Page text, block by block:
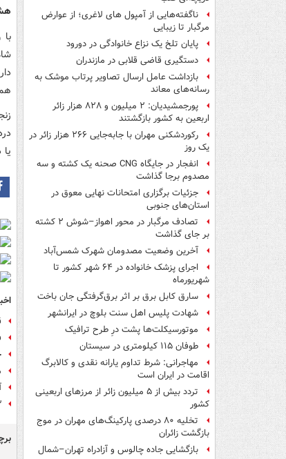
ناگفته‌هایی از آمپول های لاغری؛ از عوارض
مرگبار تا زیبایی
پایان تلخ یک نزاع خانوادگی در دورود
دستگیری قاضی قلابی در مازندران
بازداشت عامل ارسال تصاویر پرتاب موشک به
رسانه‌های معاند
پورجمشیدیان: ۲ میلیون و ۸۲۸ هزار زائر
اربعین به کشور بازگشتند
رکوردشکنی مهران با جابه‌جایی ۲۶۶ هزار زائر در
یک روز
انفجار در جایگاه CNG صحنه یک کشته و سه
مصدوم برجا گذاشت
جزئیات برگزاری امتحانات نهایی معوق در
استان‌های جنوبی
تصادف مرگبار در محور اهواز–شوش ۲ کشته
بر جای گذاشت
آخرین وضعیت مصدومان شهرک شمس‌آباد
اجرای پزشک خانواده در ۶۴ شهر کشور تا
شهریورماه
سارق کابل برق بر اثر برق‌گرفتگی جان باخت
شهادت پلیس اهل سنت بلوچ در ایرانشهر
موتورسیکلت‌ها پشت درِ طرح ترافیک
طوفان ۱۱۵ کیلومتری در سیستان
مهاجرانی: شرط تداوم یارانه نقدی و کالابرگ
اقامت در ایران است
تردد بیش از ۵ میلیون زائر از مرزهای اربعینی
کشور
تخلیه ۸۰ درصدی پارکینگ‌های مهران در موج
بازگشت زائران
بازگشایی جاده چالوس و آزادراه تهران–شمال
۳